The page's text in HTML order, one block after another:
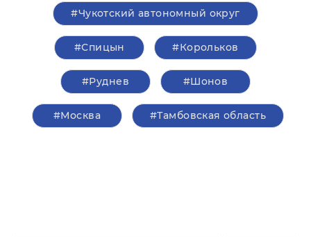
#Чукотский автономный округ
#Спицын #Корольков
#Руднев #Шонов
#Москва #Тамбовская область